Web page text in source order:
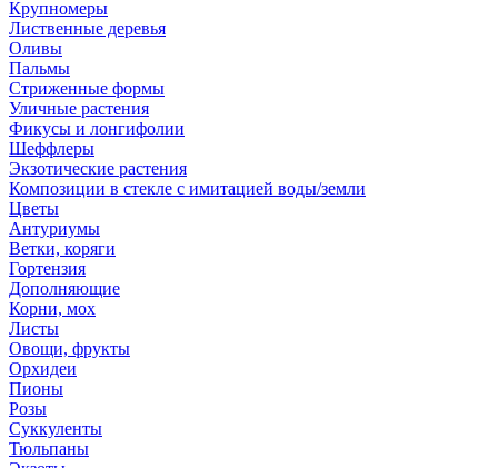
Крупномеры
Лиственные деревья
Оливы
Пальмы
Стриженные формы
Уличные растения
Фикусы и лонгифолии
Шеффлеры
Экзотические растения
Композиции в стекле с имитацией воды/земли
Цветы
Антуриумы
Ветки, коряги
Гортензия
Дополняющие
Корни, мох
Листы
Овощи, фрукты
Орхидеи
Пионы
Розы
Суккуленты
Тюльпаны